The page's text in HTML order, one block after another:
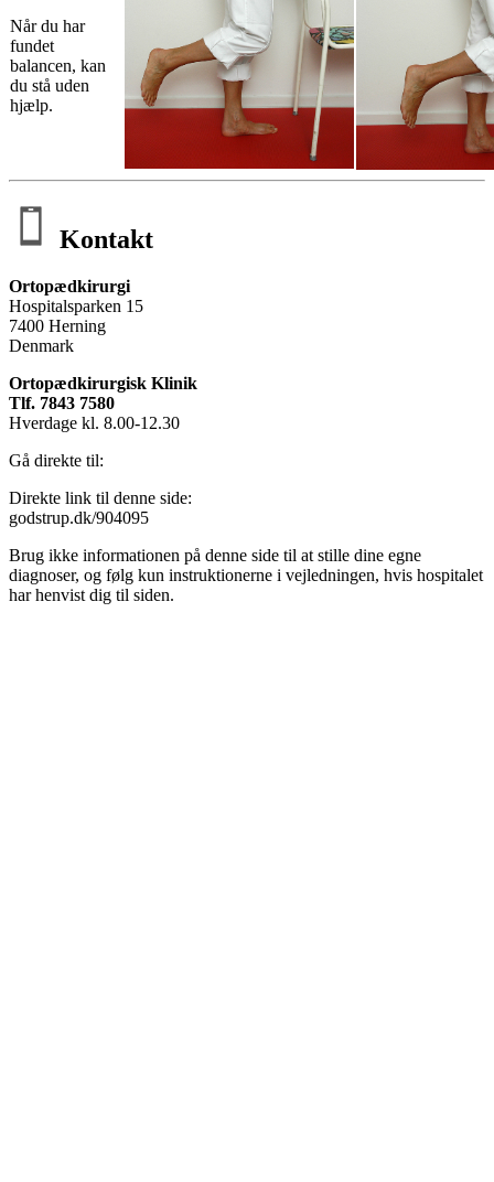
Når du har
fundet
balancen, kan
du stå uden
hjælp.
Kontakt
Ortopædkirurgi
Hospitalsparken 15
7400 Herning
Denmark
Ortopædkirurgisk Klinik
Tlf. 7843 7580
Hverdage kl. 8.00-12.30
Gå direkte til:
Direkte link til denne side:
godstrup.dk/904095
Brug ikke informationen på denne side til at stille dine egne
diagnoser, og følg kun instruktionerne i vejledningen, hvis hospitalet
har henvist dig til siden.